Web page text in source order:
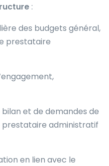
:
des budgets général,
prestataire
et de demandes de
prestataire administratif
en lien avec le